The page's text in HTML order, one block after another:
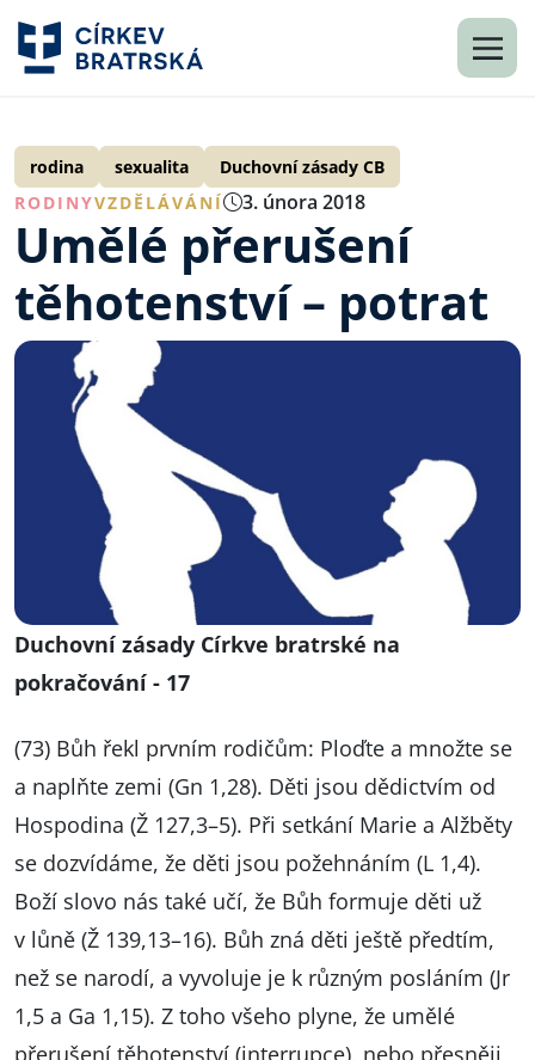
rodina sexualita
Duchovní zásady CB
RODINYVZDĚLÁVÁNÍ 3. února 2018
Umělé přerušení
těhotenství – potrat
Duchovní zásady Církve bratrské na
pokračování - 17
(73) Bůh řekl prvním rodičům: Ploďte a množte se
a naplňte zemi (Gn 1,28). Děti jsou dědictvím od
Hospodina (Ž 127,3–5). Při setkání Marie a Alžběty
se dozvídáme, že děti jsou požehnáním (L 1,4).
Boží slovo nás také učí, že Bůh formuje děti už
v lůně (Ž 139,13–16). Bůh zná děti ještě předtím,
než se narodí, a vyvoluje je k různým posláním (Jr
1,5 a Ga 1,15). Z toho všeho plyne, že umělé
přerušení těhotenství (interrupce), nebo přesněji